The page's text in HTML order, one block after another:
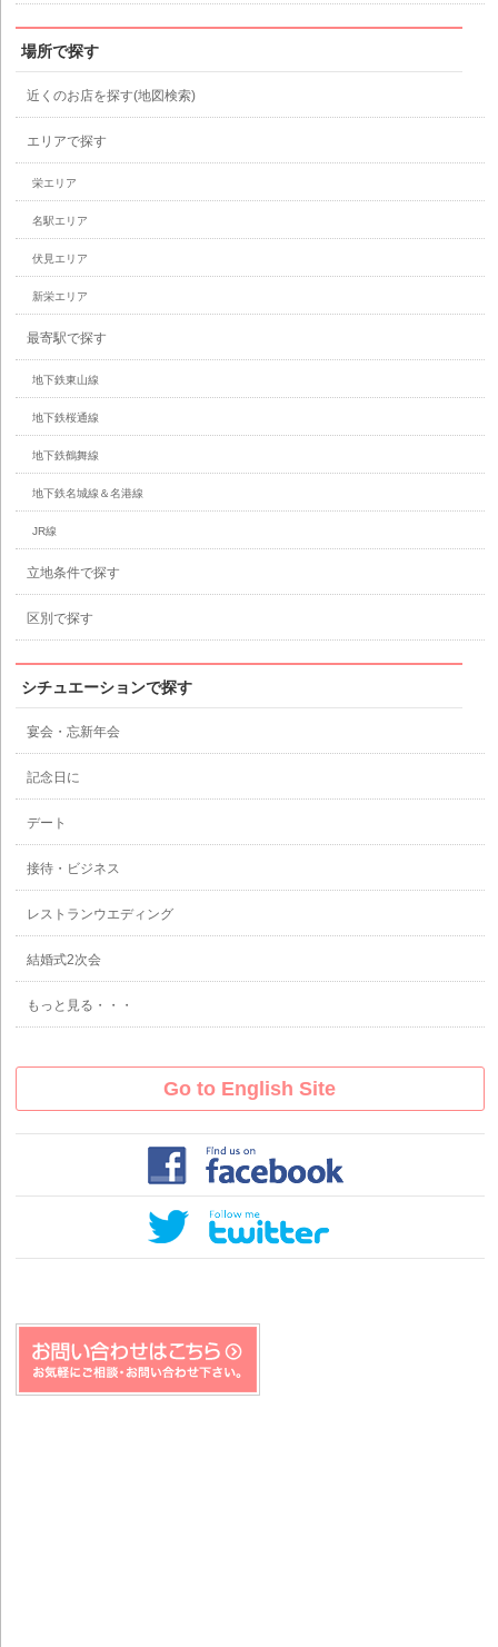
場所で探す
近くのお店を探す(地図検索)
エリアで探す
栄エリア
名駅エリア
伏見エリア
新栄エリア
最寄駅で探す
地下鉄東山線
地下鉄桜通線
地下鉄鶴舞線
地下鉄名城線＆名港線
JR線
立地条件で探す
区別で探す
シチュエーションで探す
宴会・忘新年会
記念日に
デート
接待・ビジネス
レストランウエディング
結婚式2次会
もっと見る・・・
Go to English Site